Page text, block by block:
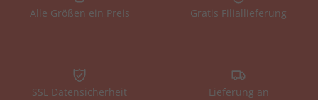
Alle Größen ein Preis Gratis Filiallieferung
SSL Datensicherheit
Lieferung an